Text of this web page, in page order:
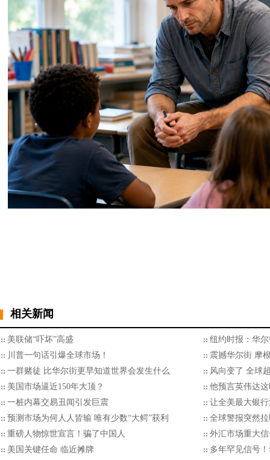
相关新闻
美联储“吓坏”高盛
纽约时报：华尔
川普一句话引爆全球市场！
震撼华尔街 摩
一群赌徒 比华尔街更早知道世界会发生什么
风向变了 全球
美国市场逼近150年大顶？
他预言英伟达
一桩内幕交易丑闻引发巨震
让全美最大银
预测市场为何人人皆输 唯有少数“大鳄”获利
全球警报突然
重磅人物惊世宣言！骗了中国人
外汇市场重大
美国关键任命 临近摊牌
多年罕见信号